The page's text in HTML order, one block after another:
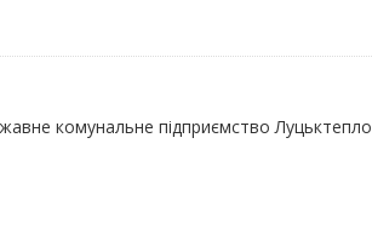
комунальне підприємство Луцьктепло